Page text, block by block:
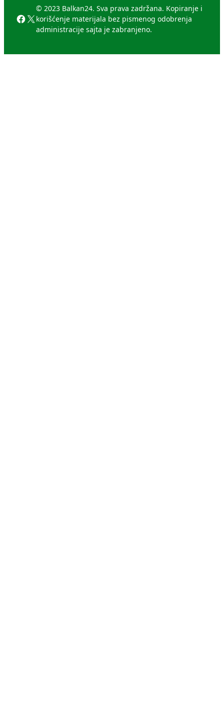
Facebook
X
© 2023 Balkan24. Sva prava zadržana. Kopiranje i
korišćenje materijala bez pismenog odobrenja
administracije sajta je zabranjeno.